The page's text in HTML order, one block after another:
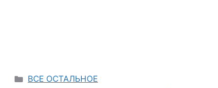
Categories
ВСЕ ОСТАЛЬНОЕ